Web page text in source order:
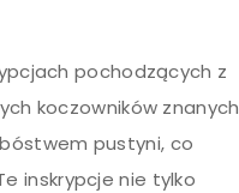
pochodzących z
koczowników znanych
pustyni, co
inskrypcje nie tylko